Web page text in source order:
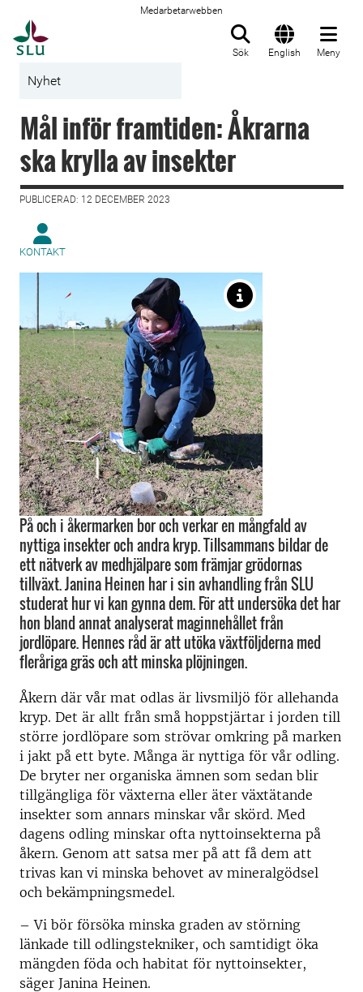
Medarbetarwebben
Sök English Meny
Nyhet
Mål inför framtiden: Åkrarna
ska krylla av insekter
PUBLICERAD: 12 DECEMBER 2023
KONTAKT
På och i åkermarken bor och verkar en mångfald av
nyttiga insekter och andra kryp. Tillsammans bildar de
ett nätverk av medhjälpare som främjar grödornas
tillväxt. Janina Heinen har i sin avhandling från SLU
studerat hur vi kan gynna dem. För att undersöka det har
hon bland annat analyserat maginnehållet från
jordlöpare. Hennes råd är att utöka växtföljderna med
fleråriga gräs och att minska plöjningen.
Åkern där vår mat odlas är livsmiljö för allehanda
kryp. Det är allt från små hoppstjärtar i jorden till
större jordlöpare som strövar omkring på marken
i jakt på ett byte. Många är nyttiga för vår odling.
De bryter ner organiska ämnen som sedan blir
tillgängliga för växterna eller äter växtätande
insekter som annars minskar vår skörd. Med
dagens odling minskar ofta nyttoinsekterna på
åkern. Genom att satsa mer på att få dem att
trivas kan vi minska behovet av mineralgödsel
och bekämpningsmedel.
– Vi bör försöka minska graden av störning
länkade till odlingstekniker, och samtidigt öka
mängden föda och habitat för nyttoinsekter,
säger Janina Heinen.